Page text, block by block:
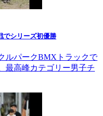
でシリーズ初優勝
ルパークBMXトラックで
最高峰カテゴリー男子チ